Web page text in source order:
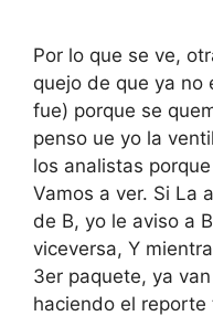
Por lo que se ve,
quejo de que ya no
fue) porque se
penso ue yo la
los analistas
Vamos a ver. Si La
de B, yo le aviso a
viceversa, Y
3er paquete, ya
haciendo el reporte